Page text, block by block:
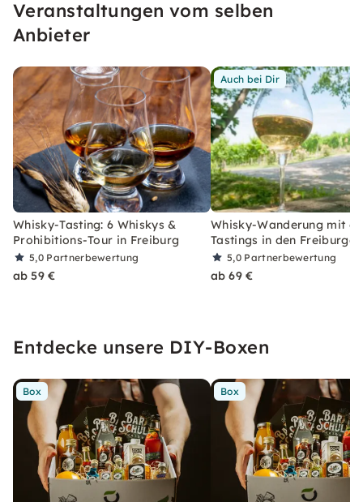
Veranstaltungen vom selben
Anbieter
Whisky-Tasting: 6 Whiskys &
Prohibitions-Tour in Freiburg
5,0 Partnerbewertung
ab 59 €
Auch bei Dir
Whisky-Wanderung mit 6
Tastings in den Freiburger
5,0 Partnerbewertung
ab 69 €
Entdecke unsere DIY-Boxen
Box Box